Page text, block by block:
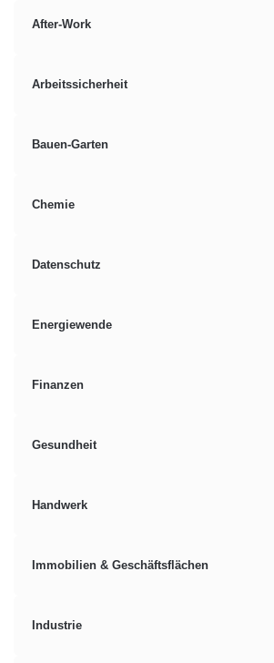
After-Work
Arbeitssicherheit
Bauen-Garten
Chemie
Datenschutz
Energiewende
Finanzen
Gesundheit
Handwerk
Immobilien & Geschäftsflächen
Industrie